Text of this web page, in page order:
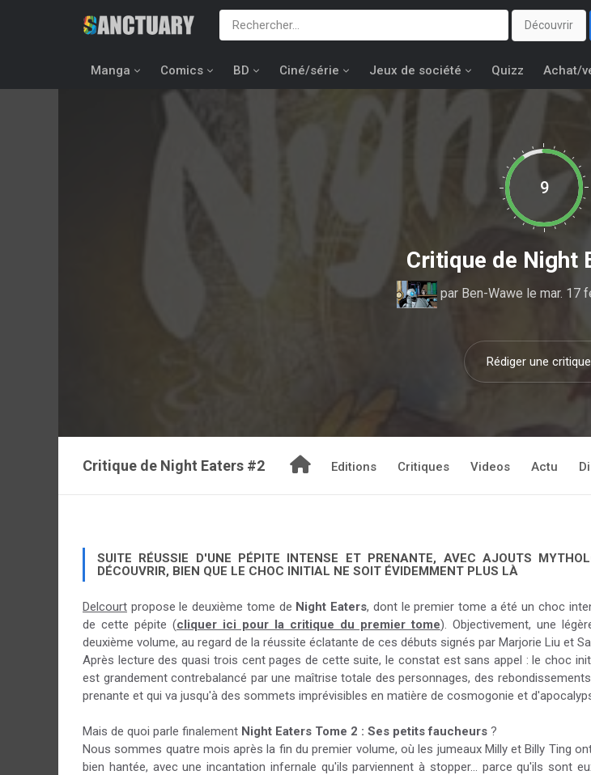
Découvrir
Manga Comics BD Ciné/série Jeux de société Quizz Achat/
9
Critique de Night
par Ben-Wawe le mar. 17
Rédiger une critique
Critique de Night Eaters #2 Editions Critiques Videos Actu
SUITE RÉUSSIE D'UNE PÉPITE INTENSE ET PRENANTE, AVEC AJOUTS
DÉCOUVRIR, BIEN QUE LE CHOC INITIAL NE SOIT ÉVIDEMMENT PLUS LÀ
Delcourt propose le deuxième tome de Night Eaters, dont le premier tome a été un choc
de cette pépite (cliquer ici pour la critique du premier tome). Objectivement, une
deuxième volume, au regard de la réussite éclatante de ces débuts signés par Marjorie Liu et
Après lecture des quasi trois cent pages de cette suite, le constat est sans appel : le choc
est grandement contrebalancé par une maîtrise totale des personnages, des
prenante et qui va jusqu'à des sommets imprévisibles en matière de cosmogonie et
Mais de quoi parle finalement Night Eaters Tome 2 : Ses petits faucheurs ?
Nous sommes quatre mois après la fin du premier volume, où les jumeaux Milly et Billy Ting
bien hantée, avec une incantation infernale qu'ils parviennent à stopper... parce qu'ils sont